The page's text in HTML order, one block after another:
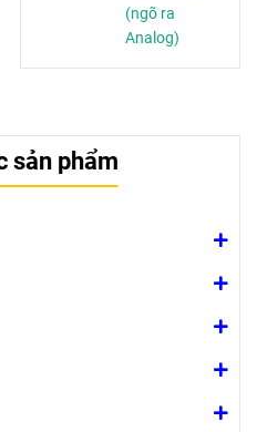
5000
(ngõ ra
Analog)
sản phẩm